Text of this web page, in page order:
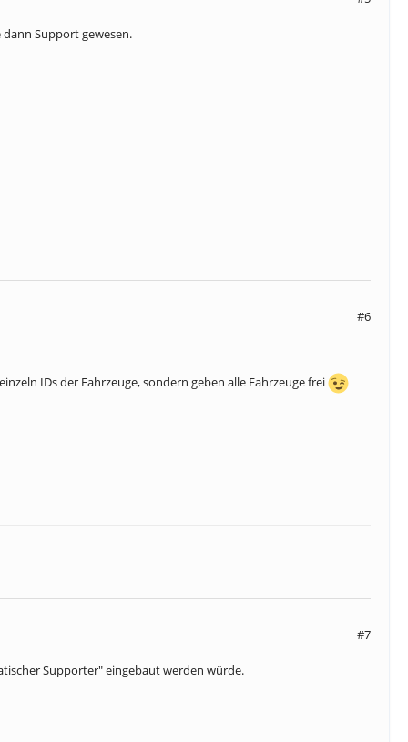
Support gewesen.
#6
IDs der Fahrzeuge, sondern geben alle Fahrzeuge frei
#7
Supporter" eingebaut werden würde.